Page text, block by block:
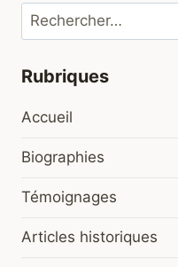
Rechercher :
Rubriques
Accueil
Biographies
Témoignages
Articles historiques